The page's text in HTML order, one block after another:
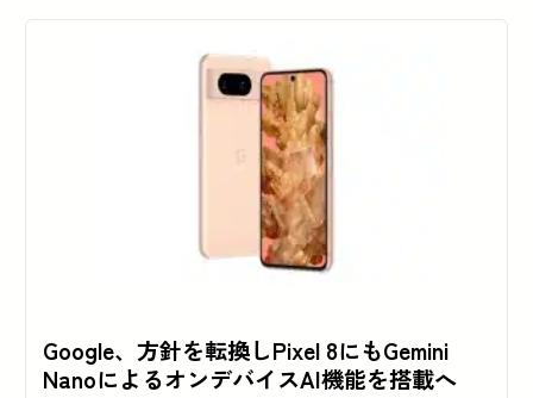
Google、方針を転換しPixel 8にもGemini
NanoによるオンデバイスAI機能を搭載へ